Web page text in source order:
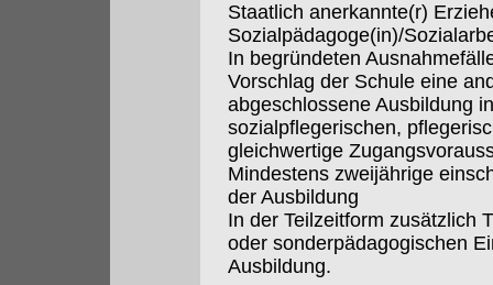
Staatlich anerkannte(r)
Sozialpädagoge(in)/
In begründeten
Vorschlag der Schule eine
abgeschlossene Ausbildung
sozialpflegerischen,
gleichwertige
Mindestens zweijährige
der Ausbildung
In der Teilzeitform zusätzlich
oder sonderpädagogischen
Ausbildung.